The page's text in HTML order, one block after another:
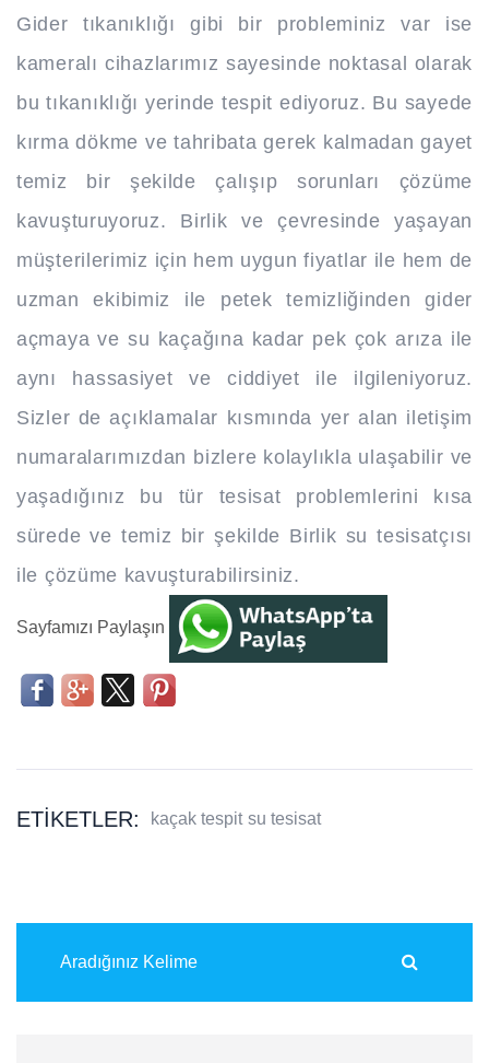
Gider tıkanıklığı gibi bir probleminiz var ise
kameralı cihazlarımız sayesinde noktasal olarak
bu tıkanıklığı yerinde tespit ediyoruz. Bu sayede
kırma dökme ve tahribata gerek kalmadan gayet
temiz bir şekilde çalışıp sorunları çözüme
kavuşturuyoruz. Birlik ve çevresinde yaşayan
müşterilerimiz için hem uygun fiyatlar ile hem de
uzman ekibimiz ile petek temizliğinden gider
açmaya ve su kaçağına kadar pek çok arıza ile
aynı hassasiyet ve ciddiyet ile ilgileniyoruz.
Sizler de açıklamalar kısmında yer alan iletişim
numaralarımızdan bizlere kolaylıkla ulaşabilir ve
yaşadığınız bu tür tesisat problemlerini kısa
sürede ve temiz bir şekilde Birlik su tesisatçısı
ile çözüme kavuşturabilirsiniz.
Sayfamızı Paylaşın
ETIKETLER: kaçak tespit su tesisat